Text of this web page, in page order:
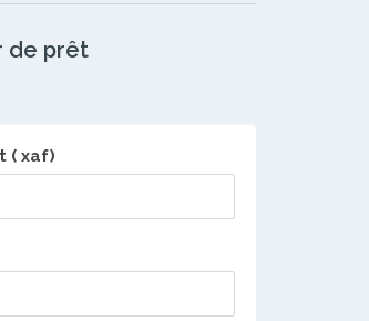
de prêt
( xaf)